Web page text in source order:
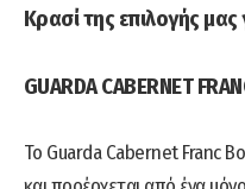
Κρασί της επιλογής
GUARDA CABERNET
Το Guarda Cabernet Franc